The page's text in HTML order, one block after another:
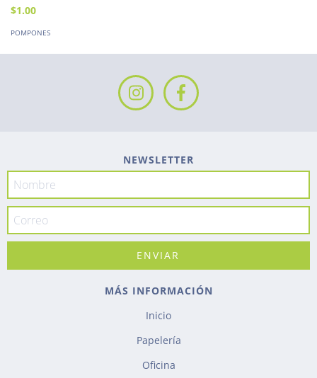
$1.00
POMPONES
NEWSLETTER
MÁS INFORMACIÓN
Inicio
Papelería
Oficina